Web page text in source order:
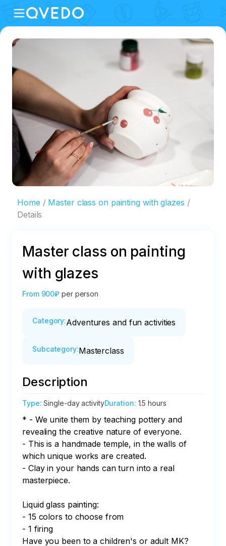
Home
Master class on painting with glazes
Details
Master class on painting
with glazes
From 900₽ per person
Category:Adventures and fun activities
Subcategory:Masterclass
Description
Type:Single-day activityDuration: 1.5 hours
* - We unite them by teaching pottery and
revealing the creative nature of everyone.
- This is a handmade temple, in the walls of
which unique works are created.
- Clay in your hands can turn into a real
masterpiece.
Liquid glass painting:
- 15 colors to choose from
- 1 firing
Have you been to a children's or adult MK?